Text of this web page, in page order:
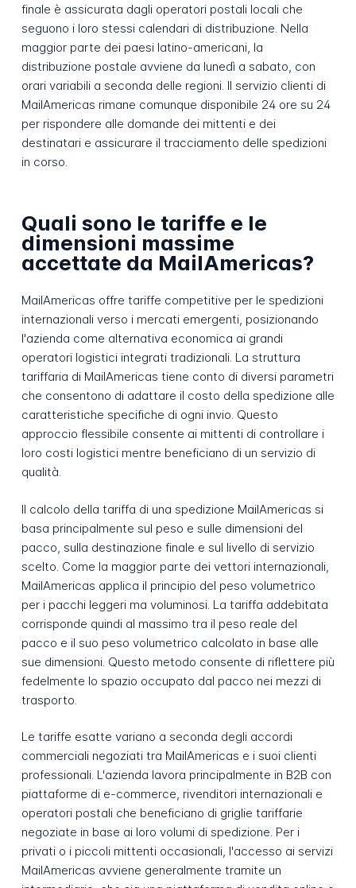
finale è assicurata dagli operatori postali locali che
seguono i loro stessi calendari di distribuzione. Nella
maggior parte dei paesi latino-americani, la
distribuzione postale avviene da lunedì a sabato, con
orari variabili a seconda delle regioni. Il servizio clienti di
MailAmericas rimane comunque disponibile 24 ore su 24
per rispondere alle domande dei mittenti e dei
destinatari e assicurare il tracciamento delle spedizioni
in corso.
Quali sono le tariffe e le
dimensioni massime
accettate da MailAmericas?
MailAmericas offre tariffe competitive per le spedizioni
internazionali verso i mercati emergenti, posizionando
l'azienda come alternativa economica ai grandi
operatori logistici integrati tradizionali. La struttura
tariffaria di MailAmericas tiene conto di diversi parametri
che consentono di adattare il costo della spedizione alle
caratteristiche specifiche di ogni invio. Questo
approccio flessibile consente ai mittenti di controllare i
loro costi logistici mentre beneficiano di un servizio di
qualità.
Il calcolo della tariffa di una spedizione MailAmericas si
basa principalmente sul peso e sulle dimensioni del
pacco, sulla destinazione finale e sul livello di servizio
scelto. Come la maggior parte dei vettori internazionali,
MailAmericas applica il principio del peso volumetrico
per i pacchi leggeri ma voluminosi. La tariffa addebitata
corrisponde quindi al massimo tra il peso reale del
pacco e il suo peso volumetrico calcolato in base alle
sue dimensioni. Questo metodo consente di riflettere più
fedelmente lo spazio occupato dal pacco nei mezzi di
trasporto.
Le tariffe esatte variano a seconda degli accordi
commerciali negoziati tra MailAmericas e i suoi clienti
professionali. L'azienda lavora principalmente in B2B con
piattaforme di e-commerce, rivenditori internazionali e
operatori postali che beneficiano di griglie tariffarie
negoziate in base ai loro volumi di spedizione. Per i
privati o i piccoli mittenti occasionali, l'accesso ai servizi
MailAmericas avviene generalmente tramite un